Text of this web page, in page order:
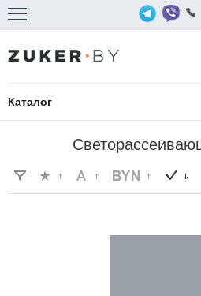
Каталог